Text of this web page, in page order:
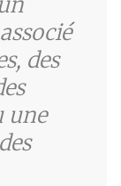
des
une